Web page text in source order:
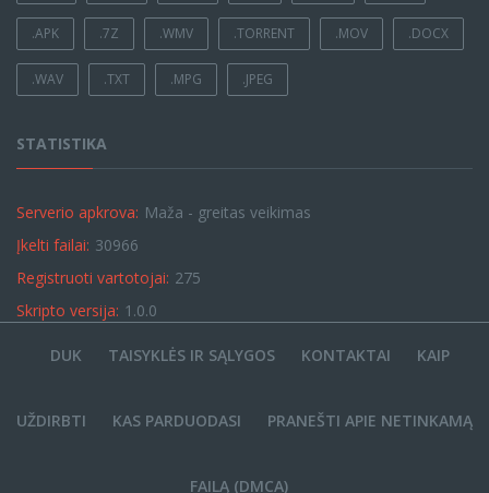
.APK .7Z .WMV .TORRENT .MOV .DOCX
.WAV .TXT .MPG .JPEG
STATISTIKA
Serverio apkrova: Maža - greitas veikimas
Įkelti failai: 30966
Registruoti vartotojai: 275
Skripto versija: 1.0.0
DUK TAISYKLĖS IR SĄLYGOS KONTAKTAI KAIP
UŽDIRBTI KAS PARDUODASI PRANEŠTI APIE NETINKAMĄ
FAILĄ (DMCA)